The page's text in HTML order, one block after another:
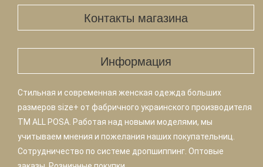
Контакты магазина
Информация
Стильная и современная женская одежда больших
размеров size+ от фабричного украинского производителя
TM ALL POSA. Работая над новыми моделями, мы
учитываем мнения и пожелания наших покупательниц.
Сотрудничество по системе дропшиппинг. Оптовые